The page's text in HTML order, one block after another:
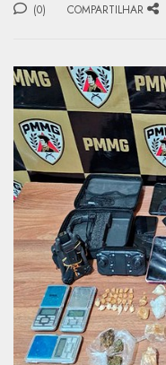
(0) COMPARTILHAR